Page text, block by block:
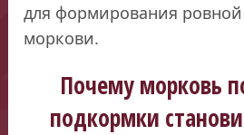
для формирования
моркови.
Почему морковь
подкормки